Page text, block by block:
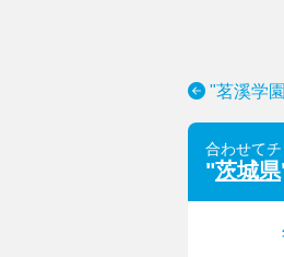
"茗溪学
合わせて
"茨城県